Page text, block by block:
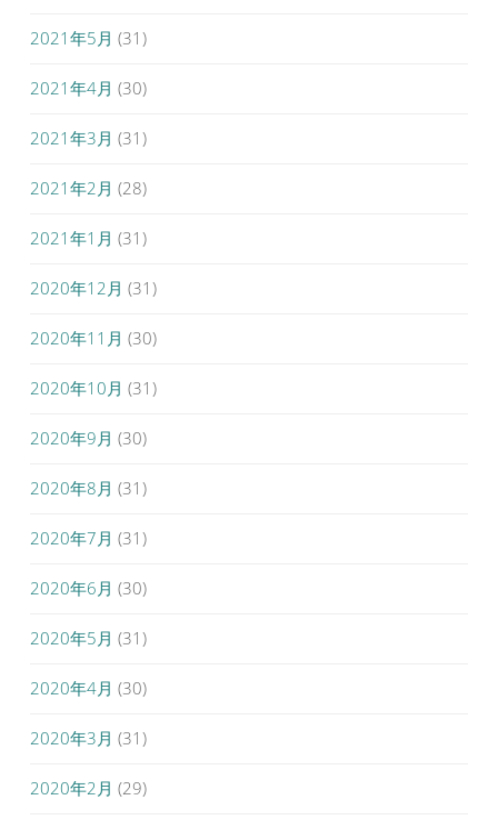
2021年5月 (31)
2021年4月 (30)
2021年3月 (31)
2021年2月 (28)
2021年1月 (31)
2020年12月 (31)
2020年11月 (30)
2020年10月 (31)
2020年9月 (30)
2020年8月 (31)
2020年7月 (31)
2020年6月 (30)
2020年5月 (31)
2020年4月 (30)
2020年3月 (31)
2020年2月 (29)